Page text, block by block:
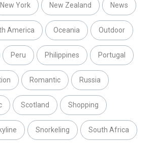
New York New Zealand News
America Oceania Outdoor
Peru Philippines Portugal
Romantic Russia
Scotland Shopping
Snorkeling South Africa